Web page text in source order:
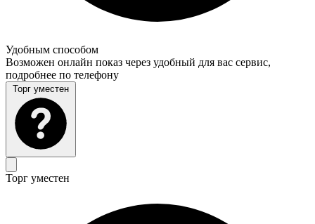
Удобным способом
Возможен онлайн показ через удобный для вас сервис,
подробнее по телефону
Торг уместен
Торг уместен